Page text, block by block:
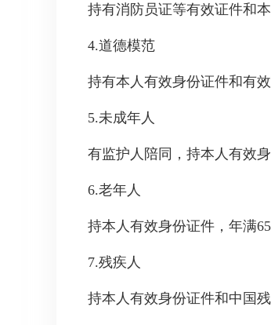
持有消防员证等有效证件和
4.道德模范
持有本人有效身份证件和有
5.未成年人
有监护人陪同，持本人有效
6.老年人
持本人有效身份证件，年满
7.残疾人
持本人有效身份证件和中国